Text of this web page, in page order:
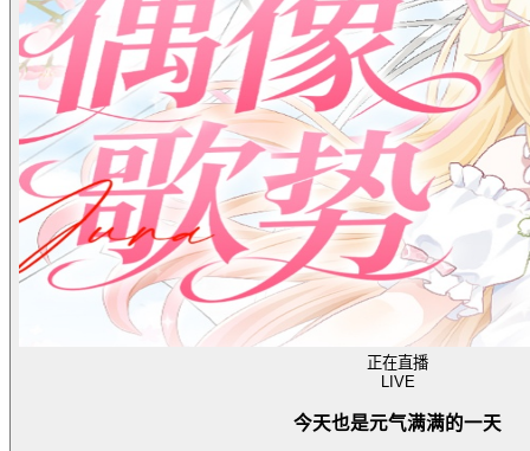
正在直播
LIVE
今天也是元气满满的一天